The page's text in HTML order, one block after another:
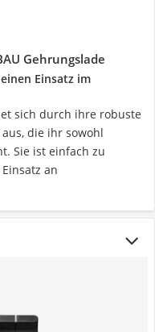
Gehrungslade
Einsatz im
sich durch ihre robuste
die ihr sowohl
Sie ist einfach zu
an